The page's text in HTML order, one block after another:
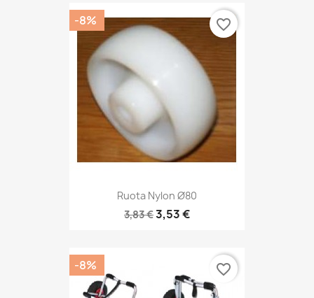
Ruota Nylon Ø80
3,83 €3,53 €
-8% favorite_border
-8% favorite_border